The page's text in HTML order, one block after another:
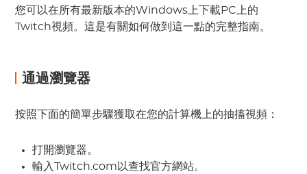
您可以在所有最新版本的Windows上下載PC上的
Twitch視頻。這是有關如何做到這一點的完整指南。
通過瀏覽器
按照下面的簡單步驟獲取在您的計算機上的抽搐視頻：
打開瀏覽器。
輸入Twitch.com以查找官方網站。